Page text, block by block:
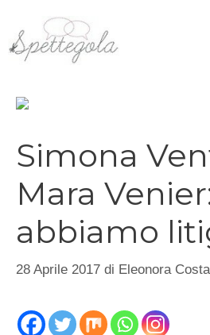
contenuto
Simona
Mara
abbiamo
28 Aprile 2017 di Eleonora Costa